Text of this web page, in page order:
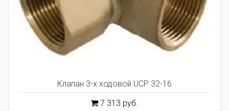
Клапан 3-х ходовой UCP 32-16
7 313 руб.